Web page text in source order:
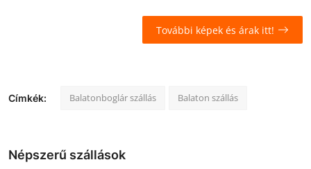
További képek és árak itt!
Címkék: Balatonboglár szállás Balaton szállás
Népszerű szállások